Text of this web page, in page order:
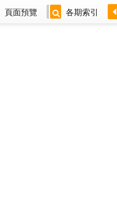
頁面預覽 各期索引